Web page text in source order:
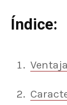
Índice: